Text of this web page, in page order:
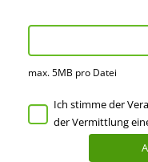
max. 5MB pro Datei
Ich stimme der
der Vermittlung